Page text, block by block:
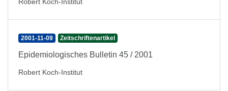
2001-11-09 Zeitschriftenartikel
Epidemiologisches Bulletin 45 / 2001
Robert Koch-Institut